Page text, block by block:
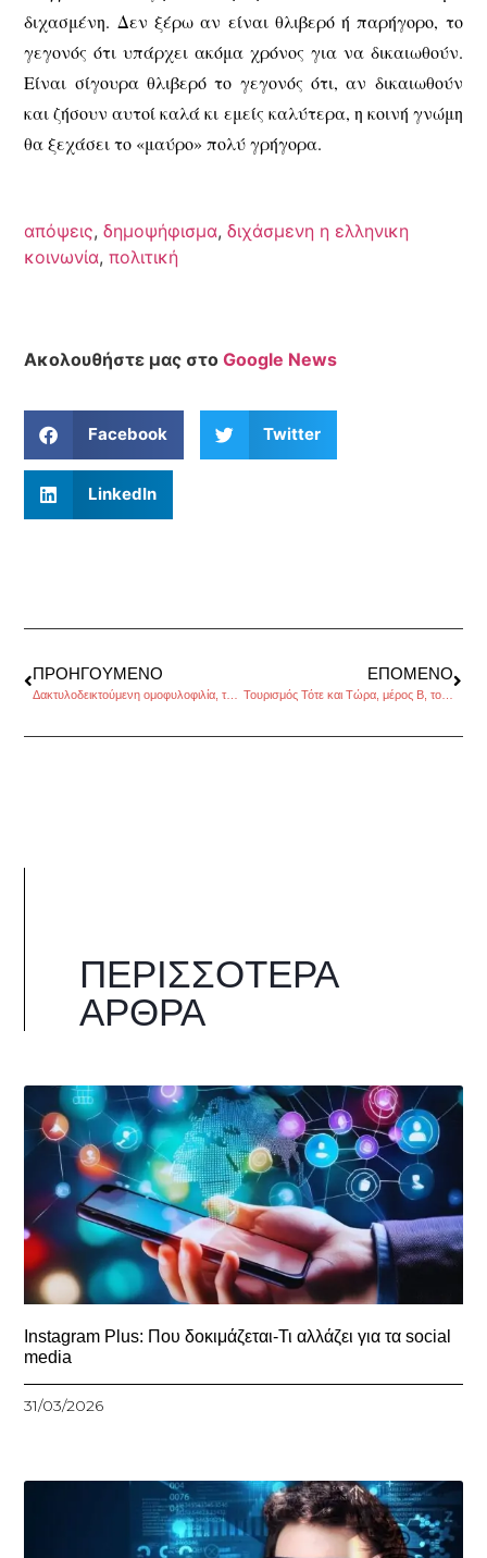
διχασμένη. Δεν ξέρω αν είναι θλιβερό ή παρήγορο, το
γεγονός ότι υπάρχει ακόμα χρόνος για να δικαιωθούν.
Είναι σίγουρα θλιβερό το γεγονός ότι, αν δικαιωθούν
και ζήσουν αυτοί καλά κι εμείς καλύτερα, η κοινή γνώμη
θα ξεχάσει το «μαύρο» πολύ γρήγορα.
απόψεις,δημοψήφισμα,διχάσμενη η ελληνικη
κοινωνία,πολιτική
Ακολουθήστε μας στοGoogle News
Facebook Twitter
LinkedIn
ΠΡΟΗΓΟΎΜΕΝΟ
Δακτυλοδεικτούμενη ομοφυλοφιλία, τέλος!, της Χριστίνας Καλογεροπούλου
ΕΠΌΜΕΝΟ
Τουρισμός Τότε και Τώρα, μέρος Β, του Τάσου Ανθουλιά
ΠΕΡΙΣΣΌΤΕΡΑ
ΆΡΘΡΑ
Instagram Plus: Που δοκιμάζεται-Τι αλλάζει για τα social
media
31/03/2026